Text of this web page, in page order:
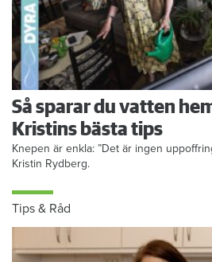
Så sparar du vatten
Kristins bästa tips
Knepen är enkla: ”Det är ingen
Kristin Rydberg.
Tips & Råd